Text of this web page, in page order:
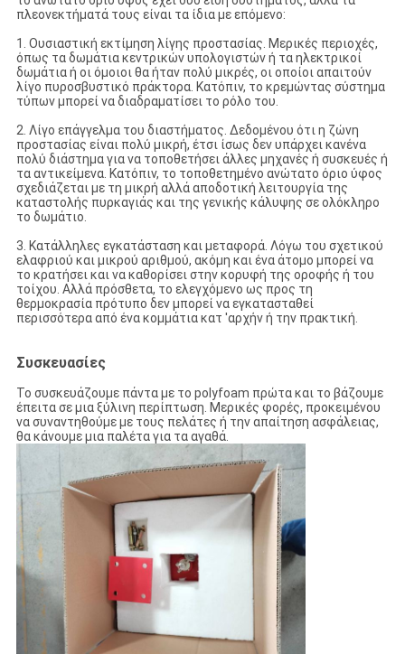
πλεονεκτήματά τους είναι τα ίδια με επόμενο:
1. Ουσιαστική εκτίμηση λίγης προστασίας. Μερικές περιοχές,
όπως τα δωμάτια κεντρικών υπολογιστών ή τα ηλεκτρικοί
δωμάτια ή οι όμοιοι θα ήταν πολύ μικρές, οι οποίοι απαιτούν
λίγο πυροσβυστικό πράκτορα. Κατόπιν, το κρεμώντας σύστημα
τύπων μπορεί να διαδραματίσει το ρόλο του.
2. Λίγο επάγγελμα του διαστήματος. Δεδομένου ότι η ζώνη
προστασίας είναι πολύ μικρή, έτσι ίσως δεν υπάρχει κανένα
πολύ διάστημα για να τοποθετήσει άλλες μηχανές ή συσκευές ή
τα αντικείμενα. Κατόπιν, το τοποθετημένο ανώτατο όριο ύφος
σχεδιάζεται με τη μικρή αλλά αποδοτική λειτουργία της
καταστολής πυρκαγιάς και της γενικής κάλυψης σε ολόκληρο
το δωμάτιο.
3. Κατάλληλες εγκατάσταση και μεταφορά. Λόγω του σχετικού
ελαφριού και μικρού αριθμού, ακόμη και ένα άτομο μπορεί να
το κρατήσει και να καθορίσει στην κορυφή της οροφής ή του
τοίχου. Αλλά πρόσθετα, το ελεγχόμενο ως προς τη
θερμοκρασία πρότυπο δεν μπορεί να εγκατασταθεί
περισσότερα από ένα κομμάτια κατ 'αρχήν ή την πρακτική.
Συσκευασίες
Το συσκευάζουμε πάντα με το polyfoam πρώτα και το βάζουμε
έπειτα σε μια ξύλινη περίπτωση. Μερικές φορές, προκειμένου
να συναντηθούμε με τους πελάτες ή την απαίτηση ασφάλειας,
θα κάνουμε μια παλέτα για τα αγαθά.